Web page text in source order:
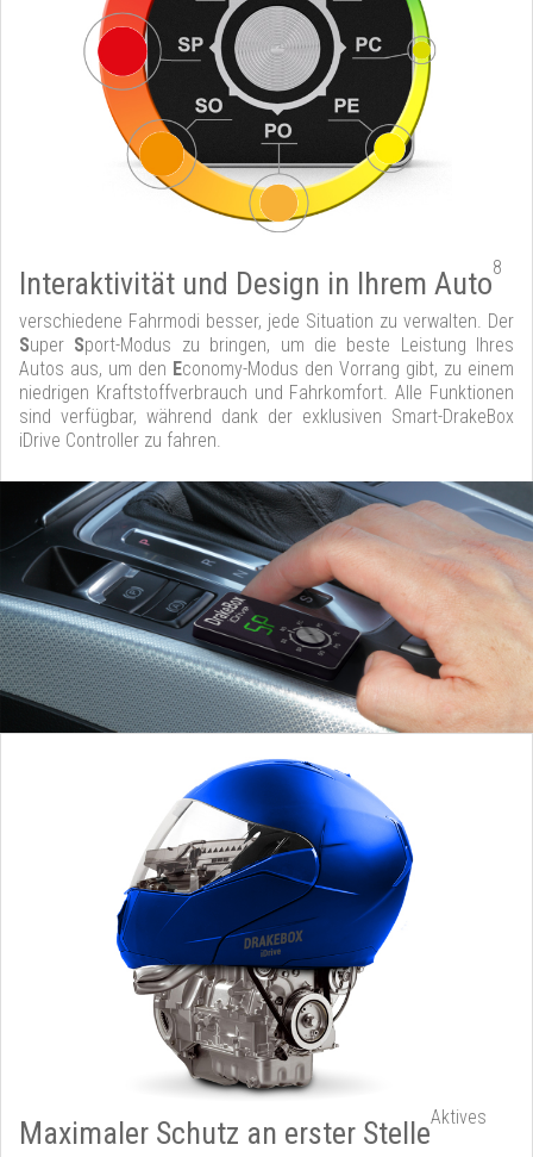
Interaktivität und Design in Ihrem Auto8
verschiedene Fahrmodi besser, jede Situation zu verwalten. Der
Super Sport-Modus zu bringen, um die beste Leistung Ihres
Autos aus, um den Economy-Modus den Vorrang gibt, zu einem
niedrigen Kraftstoffverbrauch und Fahrkomfort. Alle Funktionen
sind verfügbar, während dank der exklusiven Smart-DrakeBox
iDrive Controller zu fahren.
Maximaler Schutz an erster StelleAktives